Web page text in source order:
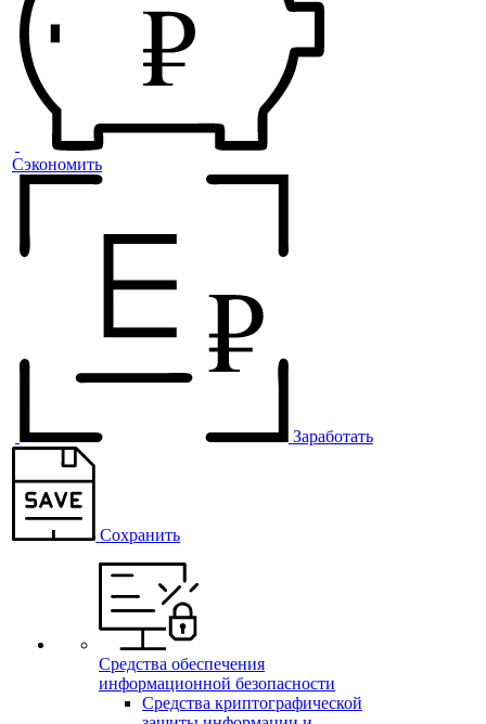
Сэкономить
Заработать
Сохранить
Средства обеспечения
информационной безопасности
Средства криптографической